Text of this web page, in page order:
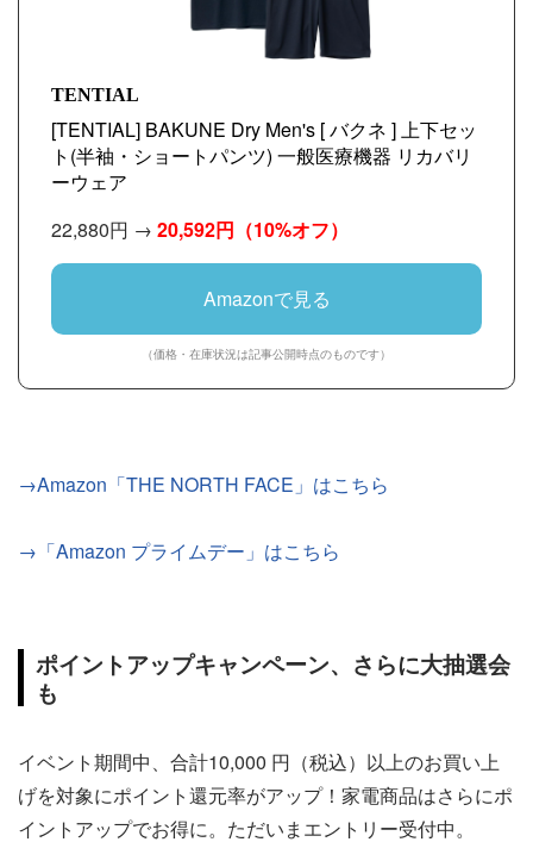
TENTIAL
[TENTIAL] BAKUNE Dry Men's [ バクネ ] 上下セッ
ト(半袖・ショートパンツ) 一般医療機器 リカバリ
ーウェア
22,880円 → 20,592円 （10%オフ）
Amazonで見る
（価格・在庫状況は記事公開時点のものです）
→Amazon「THE NORTH FACE」はこちら
→「Amazon プライムデー」はこちら
ポイントアップキャンペーン、さらに大抽選会
も
イベント期間中、合計10,000 円（税込）以上のお買い上
げを対象にポイント還元率がアップ！家電商品はさらにポ
イントアップでお得に。ただいまエントリー受付中。